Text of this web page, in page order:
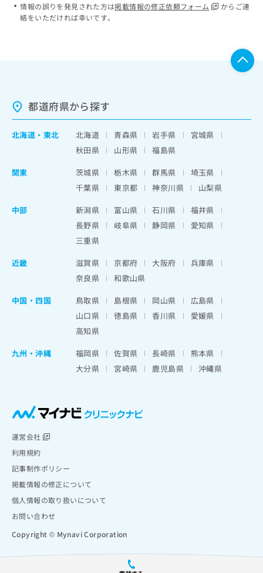
情報の誤りを発見された方は掲載情報の修正依頼フォーム
からご連
絡をいただければ幸いです。
都道府県から探す
北海道 ・ 東北 北海道 青森県 岩手県
宮城県
秋田県
山形県
福島県
関東
茨城県 栃木県 群馬県
埼玉県
千葉県
東京都 神奈川県
山梨県
中部
新潟県 富山県 石川県
福井県
長野県
岐阜県 静岡県
愛知県
三重県
近畿
滋賀県 京都府 大阪府
兵庫県
奈良県
和歌山県
中国・四国
鳥取県 島根県 岡山県
広島県
山口県
徳島県 香川県
愛媛県
高知県
九州・沖縄
福岡県 佐賀県 長崎県
熊本県
大分県
宮崎県 鹿児島県 沖縄県
運営会社
利用規約
記事制作ポリシー
掲載情報の修正について
個人情報の取り扱いについて
お問い合わせ
Copyright © Mynavi Corporation